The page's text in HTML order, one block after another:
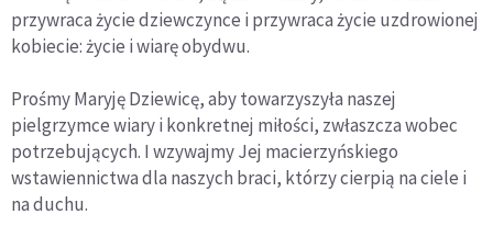
przywraca życie dziewczynce i przywraca życie uzdrowionej
kobiecie: życie i wiarę obydwu.
Prośmy Maryję Dziewicę, aby towarzyszyła naszej
pielgrzymce wiary i konkretnej miłości, zwłaszcza wobec
potrzebujących. I wzywajmy Jej macierzyńskiego
wstawiennictwa dla naszych braci, którzy cierpią na ciele i
na duchu.